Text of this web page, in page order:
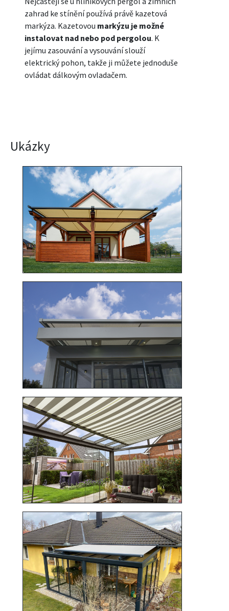
zahrad ke stínění používá právě kazetová
markýza. Kazetovou markýzu je možné
instalovat nad nebo pod pergolou. K
jejímu zasouvání a vysouvání slouží
elektrický pohon, takže ji můžete jednoduše
ovládat dálkovým ovladačem.
Ukázky